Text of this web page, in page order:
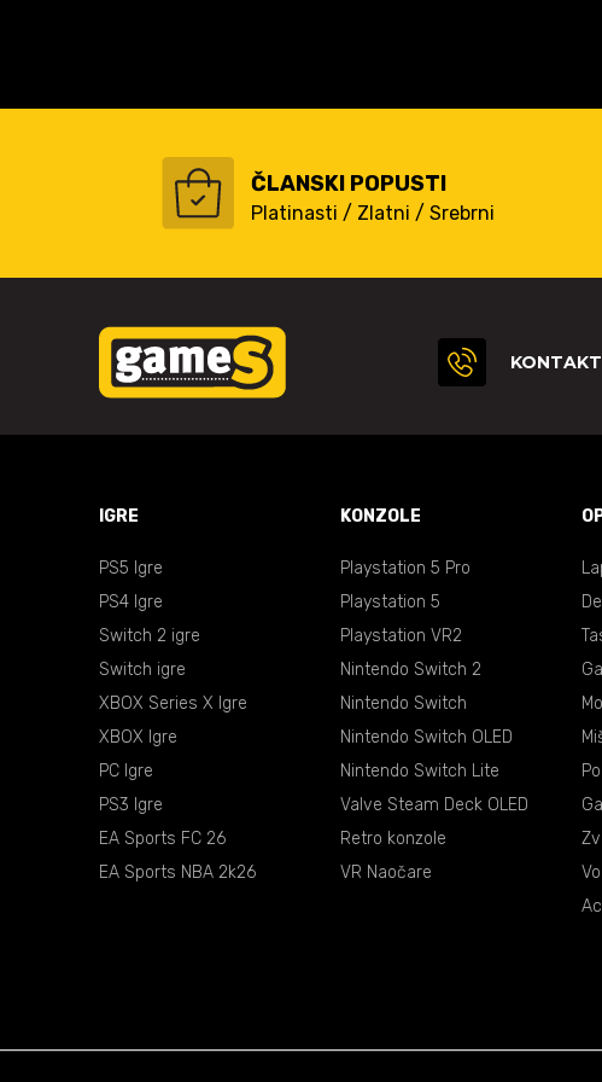
ČLANSKI POPUSTI
Platinasti / Zlatni / Srebrni
KONTAKT
IGRE
PS5 Igre
PS4 Igre
Switch 2 igre
Switch igre
XBOX Series X Igre
XBOX Igre
PC Igre
PS3 Igre
EA Sports FC 26
EA Sports NBA 2k26
KONZOLE
Playstation 5 Pro
Playstation 5
Playstation VR2
Nintendo Switch 2
Nintendo Switch
Nintendo Switch OLED
Nintendo Switch Lite
Valve Steam Deck OLED
Retro konzole
VR Naočare